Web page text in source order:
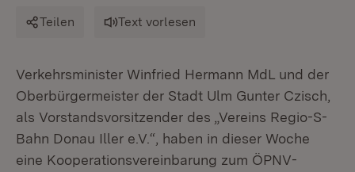
Teilen Text vorlesen
Verkehrsminister Winfried Hermann MdL und der
Oberbürgermeister der Stadt Ulm Gunter Czisch,
als Vorstandsvorsitzender des „Vereins Regio-S-
Bahn Donau Iller e.V.“, haben in dieser Woche
eine Kooperationsvereinbarung zum ÖPNV-